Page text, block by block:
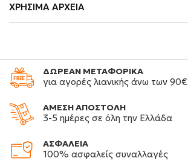
ΧΡΉΣΙΜΑ ΑΡΧΕΊΑ
ΔΩΡΕΑΝ ΜΕΤΑΦΟΡΙΚΑ
για αγορές λιανικής άνω των 90€
ΑΜΕΣΗ ΑΠΟΣΤΟΛΗ
3-5 ημέρες σε όλη την Ελλάδα
ΑΣΦΑΛΕΙΑ
100% ασφαλείς συναλλαγές